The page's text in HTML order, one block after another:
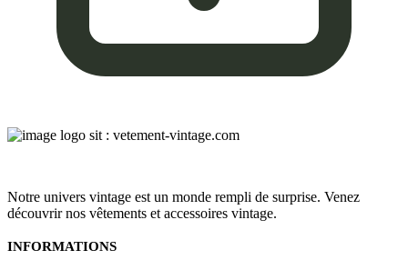
Notre univers vintage est un monde rempli de surprise. Venez
découvrir nos vêtements et accessoires vintage.
INFORMATIONS